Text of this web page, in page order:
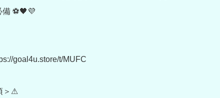
⚽🖤💜
goal4u.store/t/MUFC
＞⚠